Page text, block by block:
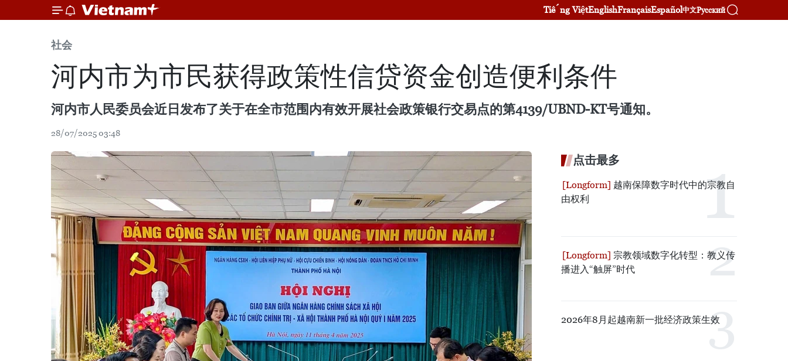
Tiếng ViệtEnglishFrançaisEspañol中文Русский
社会
河内市为市民获得政策性信贷资金创造便利条件
河内市人民委员会近日发布了关于在全市范围内有效开展社会政策银行交易点的第4139/UBND-KT号通知。
28/07/2025 03:48
点击最多
越南保障数字时代中的宗教自
由权利
宗教领域数字化转型：教义传
播进入“触屏”时代
2026年8月起越南新一批经济政策生效